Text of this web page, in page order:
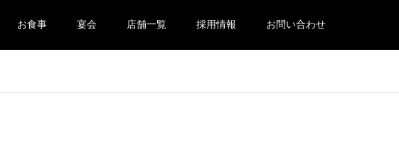
お食事 宴会 店舗一覧 採用情報 お問い合わせ